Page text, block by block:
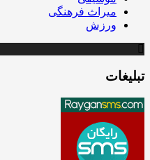
میراث فرهنگی
ورزش
تبلیغات